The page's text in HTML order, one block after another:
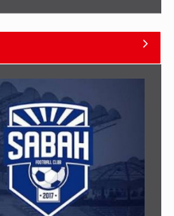
Bakı qatarına bilet